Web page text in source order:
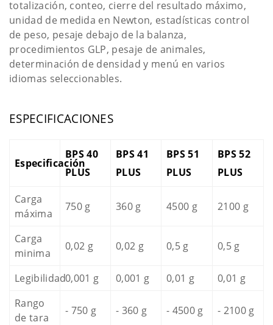
totalización, conteo, cierre del resultado máximo,
unidad de medida en Newton, estadísticas control
de peso, pesaje debajo de la balanza,
procedimientos GLP, pesaje de animales,
determinación de densidad y menú en varios
idiomas seleccionables.
ESPECIFICACIONES
Especificación
BPS 40
PLUS
BPS 41
PLUS
BPS 51
PLUS
BPS 52
PLUS
Carga
máxima
750 g 360 g 4500 g 2100 g
Carga
minima
0,02 g 0,02 g 0,5 g 0,5 g
Legibilidad0,001 g 0,001 g 0,01 g
0,01 g
Rango
de tara
- 750 g - 360 g - 4500 g - 2100 g